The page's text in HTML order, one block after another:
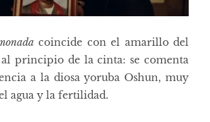
coincide con el amarillo del
principio de la cinta: se comenta
a la diosa yoruba Oshun, muy
agua y la fertilidad.